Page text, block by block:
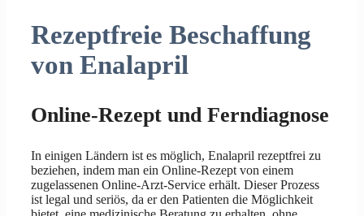
Rezeptfreie Beschaffung
von Enalapril
Online-Rezept und Ferndiagnose
In einigen Ländern ist es möglich, Enalapril rezeptfrei zu
beziehen, indem man ein Online-Rezept von einem
zugelassenen Online-Arzt-Service erhält. Dieser Prozess
ist legal und seriös, da er den Patienten die Möglichkeit